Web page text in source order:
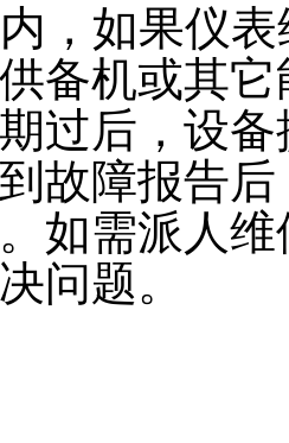
，如果仪表
备机或其
过后，设
故障报告
如需派人
问题。